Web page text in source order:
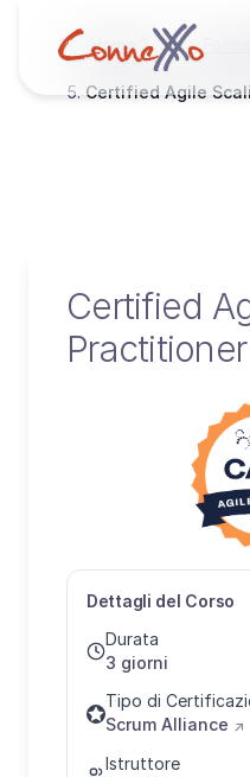
Home
Certified Agile
Certified
Practitioner
Dettagli del Corso
Durata
3 giorni
Tipo di
Scrum Alliance ↗
Istruttore